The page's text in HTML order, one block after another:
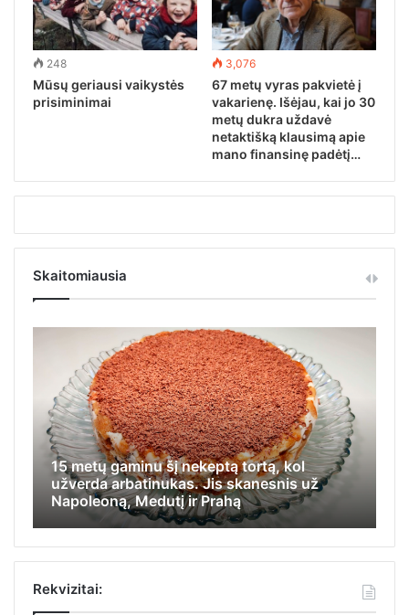
248
Mūsų geriausi vaikystės
prisiminimai
3,076
67 metų vyras pakvietė į
vakarienę. Išėjau, kai jo 30
metų dukra uždavė
netaktišką klausimą apie
mano finansinę padėtį…
Skaitomiausia
15 metų gaminu šį nekeptą tortą, kol
užverda arbatinukas. Jis skanesnis už
Napoleoną, Medutį ir Prahą
Rekvizitai: